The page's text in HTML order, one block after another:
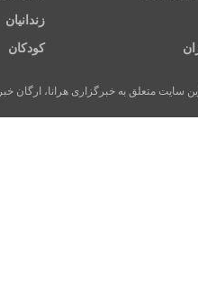
زندانیان
کودکان